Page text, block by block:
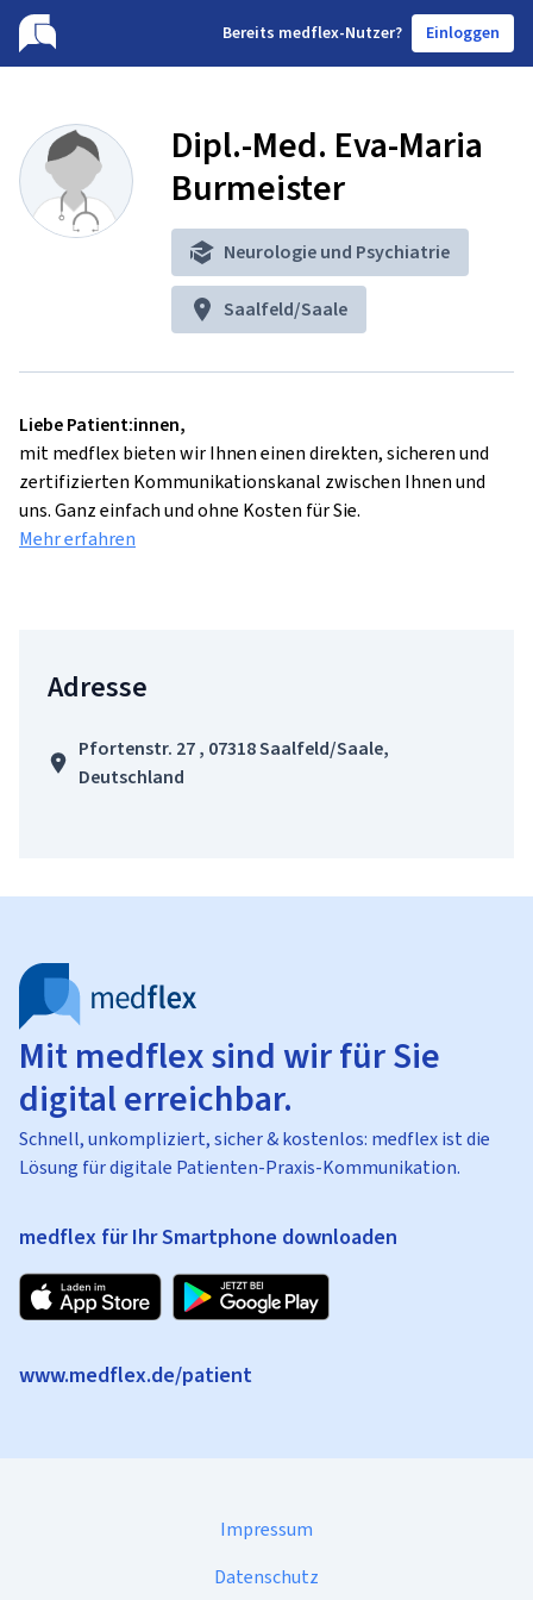
Bereits medflex-Nutzer? Einloggen
Dipl.-Med. Eva-Maria
Burmeister
Neurologie und Psychiatrie
Saalfeld/Saale
Liebe Patient:innen,
mit medflex bieten wir Ihnen einen direkten, sicheren und
zertifizierten Kommunikationskanal zwischen Ihnen und
uns. Ganz einfach und ohne Kosten für Sie.
Mehr erfahren
Adresse
Pfortenstr. 27 , 07318 Saalfeld/Saale,
Deutschland
Mit medflex sind wir für Sie
digital erreichbar.
Schnell, unkompliziert, sicher & kostenlos: medflex ist die
Lösung für digitale Patienten-Praxis-Kommunikation.
medflex für Ihr Smartphone downloaden
www.medflex.de/patient
Impressum
Datenschutz